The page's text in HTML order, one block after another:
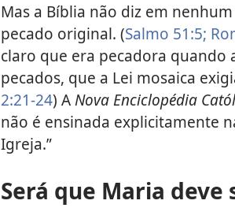
Mas a Bíblia não diz em
pecado original. (Salmo 51:5;
claro que era pecadora
pecados, que a Lei mosaica
2:21-24) ANova Enciclopédia
não é ensinada explicitamente
Igreja.”
Será que Maria deve